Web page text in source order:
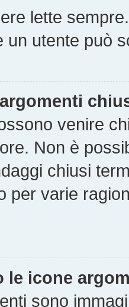
lette
un utente può
venire
Non è
chiusi
per varie
le icone
sono